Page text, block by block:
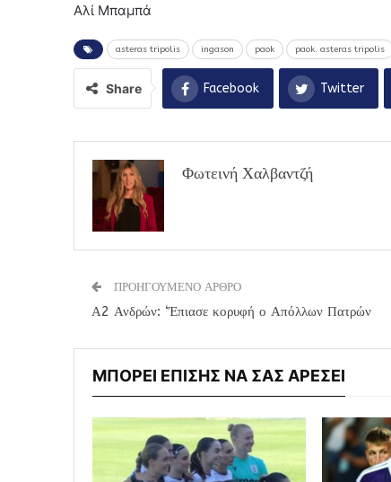
Αλί Μπαμπά
asteras tripolis ingason paok paok. asteras tripolis
Share Facebook Twitter
Φωτεινή Χαλβαντζή
ΠΡΟΗΓΟΥΜΕΝΟ ΑΡΘΡΟ
Α2 Ανδρών: ‘Έπιασε κορυφή ο Απόλλων Πατρών
ΜΠΟΡΕΙ ΕΠΙΣΗΣ ΝΑ ΣΑΣ ΑΡΕΣΕΙ